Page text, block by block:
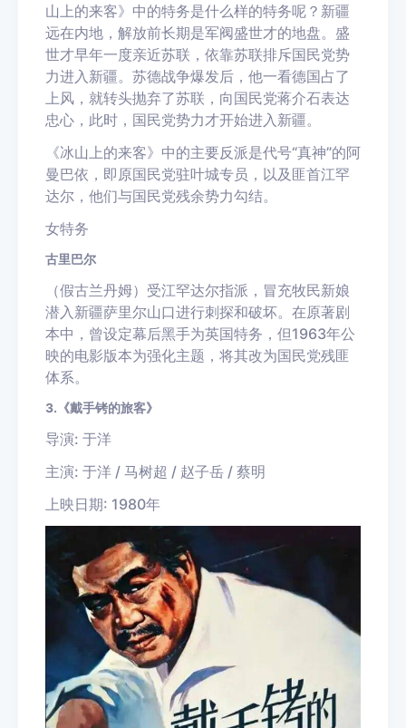
山上的来客》中的特务是什么样的特务呢？新疆
远在内地，解放前长期是军阀盛世才的地盘。盛
世才早年一度亲近苏联，依靠苏联排斥国民党势
力进入新疆。苏德战争爆发后，他一看德国占了
上风，就转头抛弃了苏联，向国民党蒋介石表达
忠心，此时，国民党势力才开始进入新疆。
《冰山上的来客》中的主要反派是代号“真神”的阿
曼巴依，即原国民党驻叶城专员，以及匪首江罕
达尔，他们与国民党残余势力勾结。
女特务
古里巴尔
（假古兰丹姆）受江罕达尔指派，冒充牧民新娘
潜入新疆萨里尔山口进行刺探和破坏。在原著剧
本中，曾设定幕后黑手为英国特务，但1963年公
映的电影版本为强化主题，将其改为国民党残匪
体系。
3.《戴手铐的旅客》
导演: 于洋
主演: 于洋 / 马树超 / 赵子岳 / 蔡明
上映日期: 1980年